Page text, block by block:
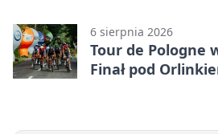
6 sierpnia 2026
Tour de Pologne
Finał pod